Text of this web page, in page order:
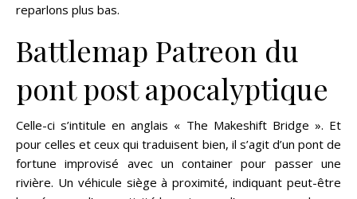
reparlons plus bas.
Battlemap Patreon du
pont post apocalyptique
Celle-ci s’intitule en anglais « The Makeshift Bridge ». Et
pour celles et ceux qui traduisent bien, il s’agit d’un pont de
fortune improvisé avec un container pour passer une
rivière. Un véhicule siège à proximité, indiquant peut-être